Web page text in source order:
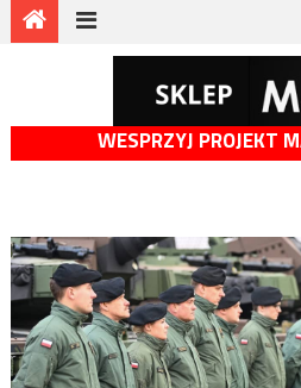
WESPRZYJ PROJEKT